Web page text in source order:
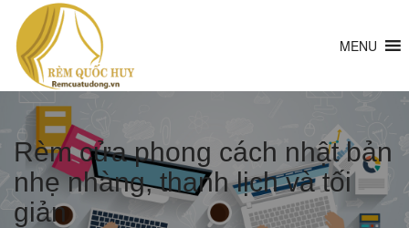
MENU
Rèm cửa phong cách nhật bản
nhẹ nhàng, thanh lịch và tối
giản